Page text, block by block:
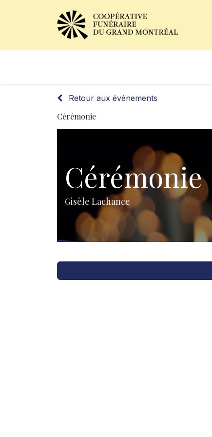
Retour aux événements
Cérémonie
Cérémonie
Gisèle Lachance